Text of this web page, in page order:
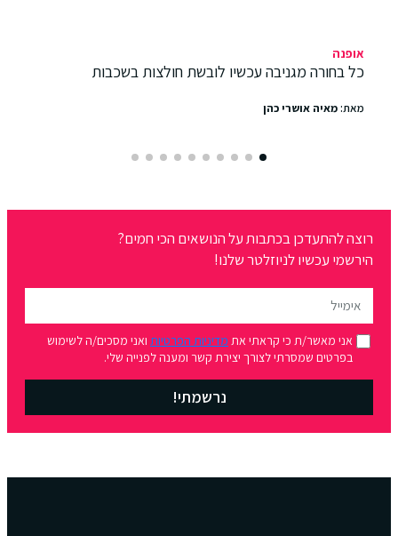
אופנה
כל בחורה מגניבה עכשיו לובשת חולצות בשכבות
מאת:מאיה אושרי כהן
רוצה להתעדכן בכתבות על הנושאים הכי חמים?
הירשמי עכשיו לניוזלטר שלנו!
אני מאשר/ת כי קראתי אתמדיניות הפרטיותואני מסכים/ה לשימוש
בפרטים שמסרתי לצורך יצירת קשר ומענה לפנייה שלי.
נרשמתי!